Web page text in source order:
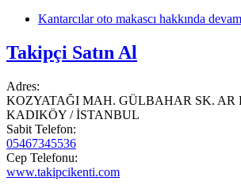
Kantarcılar oto makascı hakkında
Takipçi Satın Al
Adres:
KOZYATAĞI MAH. GÜLBAHAR SK. AR
KADIKÖY / İSTANBUL
Sabit Telefon:
05467345536
Cep Telefonu:
www.takipcikenti.com